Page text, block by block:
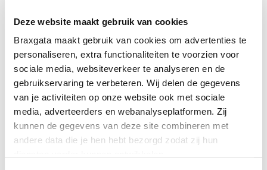
Deze website maakt gebruik van cookies
Braxgata maakt gebruik van cookies om advertenties te
personaliseren, extra functionaliteiten te voorzien voor
sociale media, websiteverkeer te analyseren en de
gebruikservaring te verbeteren. Wij delen de gegevens
van je activiteiten op onze website ook met sociale
media, adverteerders en webanalyseplatformen. Zij
kunnen de gegevens van deze site combineren met
andere data die je hen hebt bezorgd zodat zij hun